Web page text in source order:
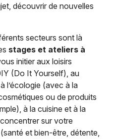
découvrir de nouvelles
secteurs sont là
stages et ateliers à
initier aux loisirs
(Do It Yourself), au
l’écologie (avec à la
ou de produits
à la cuisine et à la
sur votre
et bien-être, détente,